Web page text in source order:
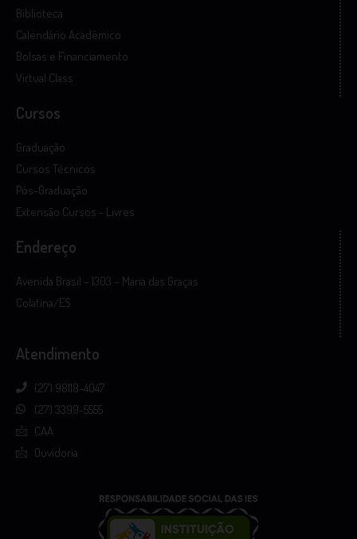
Biblioteca
Calendário Acadêmico
Bolsas e Financiamento
Virtual Class
Cursos
Graduação
Cursos Técnicos
Pós-Graduação
Extensão Cursos - Livres
Endereço
Avenida Brasil – 1303 – Maria das Graças
Colatina/ES
Atendimento
(27) 98118-4047
(27) 3399-5555
CAA
Ouvidoria